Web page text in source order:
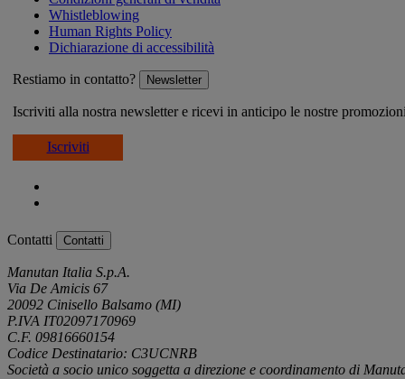
Whistleblowing
Human Rights Policy
Dichiarazione di accessibilità
Restiamo in contatto? Newsletter
Iscriviti alla nostra newsletter e ricevi in anticipo le nostre
Iscriviti
Contatti Contatti
Manutan Italia S.p.A.
Via De Amicis 67
20092 Cinisello Balsamo (MI)
P.IVA IT02097170969
C.F. 09816660154
Codice Destinatario: C3UCNRB
Società a socio unico soggetta a direzione e coordinamento di